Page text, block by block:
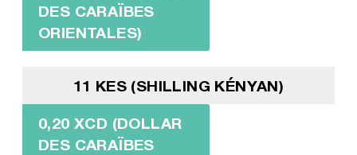
DES CARAÏBES
ORIENTALES)
11 KES (SHILLING KÉNYAN)
0,20 XCD (DOLLAR
DES CARAÏBES